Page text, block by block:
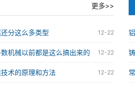
更多>>
12-22
分这么多类型
12-22
机械以前都是这么搞出来的
12-22
术的原理和方法